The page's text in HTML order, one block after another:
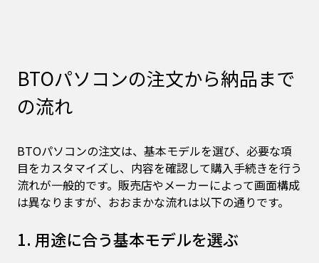
BTOパソコンの注文から納品まで
の流れ
BTOパソコンの注文は、基本モデルを選び、必要な項
目をカスタマイズし、内容を確認して購入手続きを行う
流れが一般的です。販売店やメーカーによって画面構成
は異なりますが、おおまかな流れは以下の通りです。
1. 用途に合う基本モデルを選ぶ